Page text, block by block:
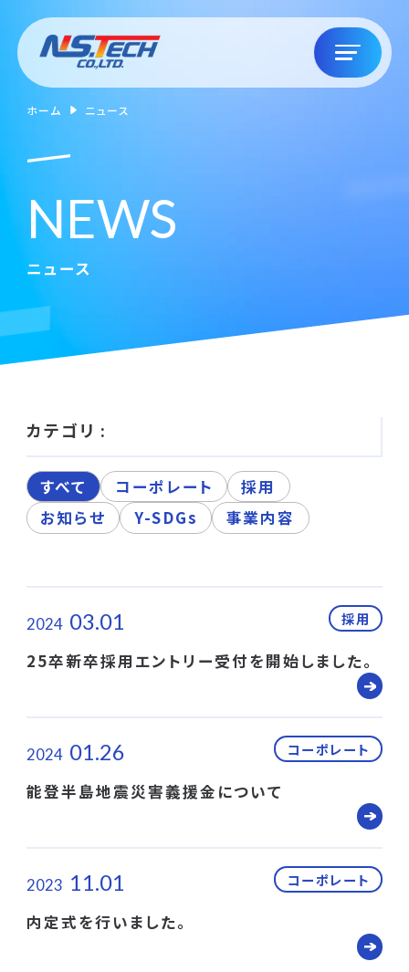
ホーム ニュース
NEWS
ニュース
カテゴリ :
すべて コーポレート
採用
お知らせ
Y-SDGs 事業内容
2024 03.01 採用
25卒新卒採用エントリー受付を開始しました。
2024 01.26 コーポレート
能登半島地震災害義援金について
2023 11.01 コーポレート
内定式を行いました。